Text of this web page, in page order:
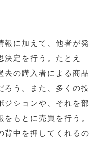
報に加えて、他者が発
決定を行う。たとえ
去の購入者による商品
ろう。また、多くの投
ジションや、それを部
もとに売買を行う。
背中を押してくれるの